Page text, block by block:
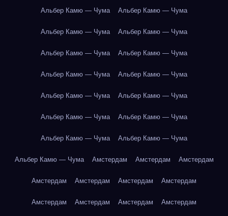
Альбер Камю — Чума Альбер Камю — Чума
Альбер Камю — Чума Альбер Камю — Чума
Альбер Камю — Чума Альбер Камю — Чума
Альбер Камю — Чума Альбер Камю — Чума
Альбер Камю — Чума Альбер Камю — Чума
Альбер Камю — Чума Альбер Камю — Чума
Альбер Камю — Чума Альбер Камю — Чума
Альбер Камю — Чума Амстердам Амстердам Амстердам
Амстердам Амстердам Амстердам Амстердам
Амстердам Амстердам Амстердам Амстердам